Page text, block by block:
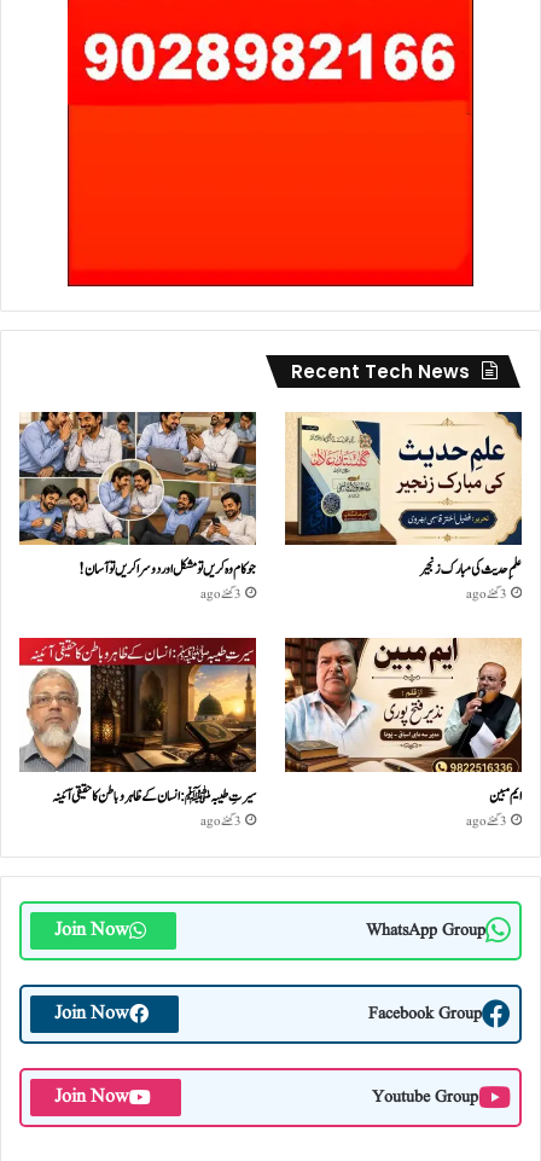
Recent Tech News
علمِ حدیث کی مبارک زنجیر
3 گھنٹے ago
جو کام وہ کریں تو مشکل اور دوسرا کریں تو آسان !
3 گھنٹے ago
ایم مبین
3 گھنٹے ago
سیرتِ طیبہﷺ: انسان کے ظاہر و باطن کا حقیقی آئینہ
3 گھنٹے ago
WhatsApp Group
Join Now
Facebook Group
Join Now
Youtube Group
Join Now